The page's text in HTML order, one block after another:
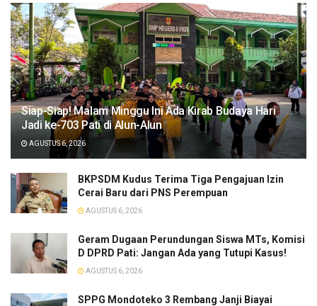
Siap-Siap! Malam Minggu Ini Ada Kirab Budaya Hari
Jadi ke-703 Pati di Alun-Alun
AGUSTUS 6, 2026
BKPSDM Kudus Terima Tiga Pengajuan Izin
Cerai Baru dari PNS Perempuan
AGUSTUS 6, 2026
Geram Dugaan Perundungan Siswa MTs, Komisi
D DPRD Pati: Jangan Ada yang Tutupi Kasus!
AGUSTUS 6, 2026
SPPG Mondoteko 3 Rembang Janji Biayai